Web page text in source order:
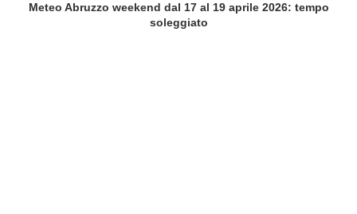
Meteo Abruzzo weekend dal 17 al 19 aprile 2026: tempo
soleggiato